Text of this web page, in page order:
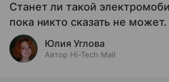
Станет ли такой
пока никто сказать не может.
Юлия Углова
Автор Hi-Tech Mail